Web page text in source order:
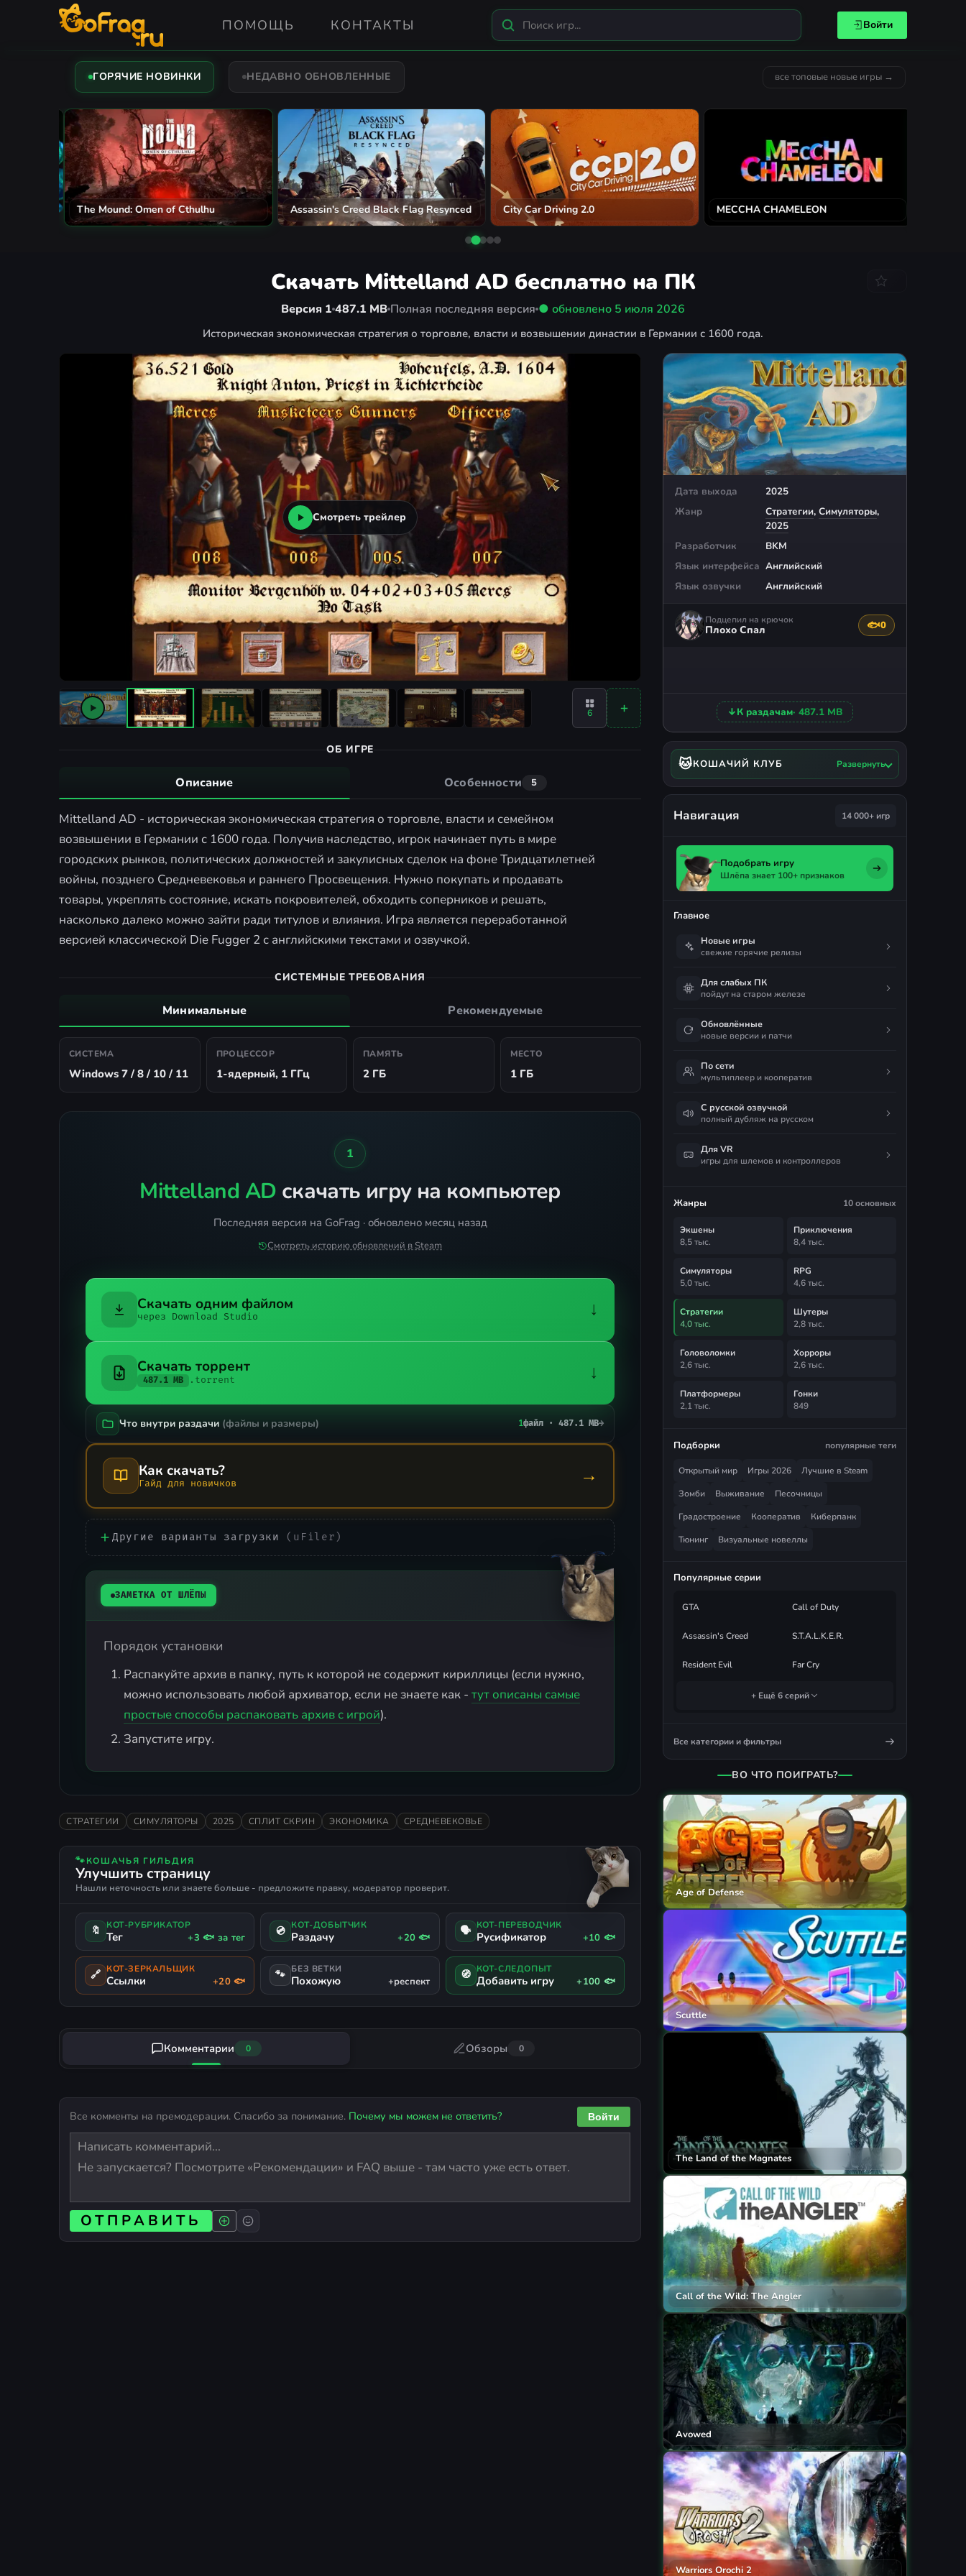
ПОМОЩЬ КОНТАКТЫ Войти
ГОРЯЧИЕ НОВИНКИ НЕДАВНО ОБНОВЛЕННЫЕ все топовые новые игры →
The Mound: Omen of Cthulhu Assassin's Creed Black Flag Resynced City Car Driving 2.0 MECCHA CHAMELEON
Скачать Mittelland AD бесплатно на ПК
Версия 1 487.1 MB Полная последняя версия ● обновлено 5 июля 2026
Историческая экономическая стратегия о торговле, власти и возвышении династии в Германии с 1600 года.
Дата выхода
2025
Жанр
Стратегии, Симуляторы,
2025
Разработчик
BKM
Язык интерфейса Английский
Язык озвучки
Английский
Подцепил на крючок
Плохо Спал 🐟0
Поблагодарить
↓К раздачам· 487.1 MB
Смотреть трейлер
6
ОБ ИГРЕ
Описание Особенности 5
Mittelland AD - историческая экономическая стратегия о торговле, власти и семейном
возвышении в Германии с 1600 года. Получив наследство, игрок начинает путь в мире
городских рынков, политических должностей и закулисных сделок на фоне Тридцатилетней
войны, позднего Средневековья и раннего Просвещения. Нужно покупать и продавать
товары, укреплять состояние, искать покровителей, обходить соперников и решать,
насколько далеко можно зайти ради титулов и влияния. Игра является переработанной
версией классической Die Fugger 2 с английскими текстами и озвучкой.
СИСТЕМНЫЕ ТРЕБОВАНИЯ
Минимальные Рекомендуемые
СИСТЕМА
Windows 7 / 8 / 10 / 11
ПРОЦЕССОР
1-ядерный, 1 ГГц
ПАМЯТЬ
2 ГБ
МЕСТО
1 ГБ
1
Mittelland AD скачать игру на компьютер
Последняя версия на GoFrag · обновлено месяц назад
Смотреть историю обновлений в Steam
Скачать одним файлом
через Download Studio ↓
Скачать торрент
487.1 MB .torrent ↓
Что внутри раздачи (файлы и размеры) 1файл · 487.1 MB→
Как скачать?
Гайд для новичков →
Другие варианты загрузки (uFiler)
ЗАМЕТКА ОТ ШЛЁПЫ
Порядок установки
Распакуйте архив в папку, путь к которой не содержит кириллицы (если нужно,
можно использовать любой архиватор, если не знаете как - тут описаны самые
простые способы распаковать архив с игрой).
Запустите игру.
СТРАТЕГИИ СИМУЛЯТОРЫ 2025 СПЛИТ СКРИН ЭКОНОМИКА СРЕДНЕВЕКОВЬЕ
🐾КОШАЧЬЯ ГИЛЬДИЯ
Улучшить страницу
Нашли неточность или знаете больше - предложите правку, модератор проверит.
🔖 КОТ-РУБРИКАТОР
Тег +3 🐟 за тег 💿 КОТ-ДОБЫТЧИК
Раздачу +20 🐟 🗣 КОТ-ПЕРЕВОДЧИК
Русификатор +10 🐟
🔗 КОТ-ЗЕРКАЛЬЩИК
Ссылки +20 🐟 🐾 БЕЗ ВЕТКИ
Похожую +респект 🧭 КОТ-СЛЕДОПЫТ
Добавить игру +100 🐟
Комментарии 0 Обзоры 0
Все комменты на премодерации. Спасибо за понимание. Почему мы можем не ответить? Войти
ОТПРАВИТЬ
🐱КОШАЧИЙ КЛУБ Развернуть
Навигация 14 000+ игр
Подобрать игру
Шлёпа знает 100+ признаков
Главное
Новые игры
свежие горячие релизы
Для слабых ПК
пойдут на старом железе
Обновлённые
новые версии и патчи
По сети
мультиплеер и кооператив
С русской озвучкой
полный дубляж на русском
Для VR
игры для шлемов и контроллеров
Жанры 10 основных
Экшены
8,5 тыс.
Приключения
8,4 тыс.
Симуляторы
5,0 тыс.
RPG
4,6 тыс.
Стратегии
4,0 тыс.
Шутеры
2,8 тыс.
Головоломки
2,6 тыс.
Хорроры
2,6 тыс.
Платформеры
2,1 тыс.
Гонки
849
Подборки популярные теги
Открытый мир Игры 2026
Лучшие в Steam
Зомби
Выживание
Песочницы
Градостроение
Кооператив
Киберпанк
Тюнинг
Визуальные новеллы
Популярные серии
GTA Call of Duty
Assassin's Creed S.T.A.L.K.E.R.
Resident Evil Far Cry
+ Ещё 6 серий
Все категории и фильтры
ВО ЧТО ПОИГРАТЬ?
Age of Defense
Scuttle
The Land of the Magnates
Call of the Wild: The Angler
Avowed
Warriors Orochi 2